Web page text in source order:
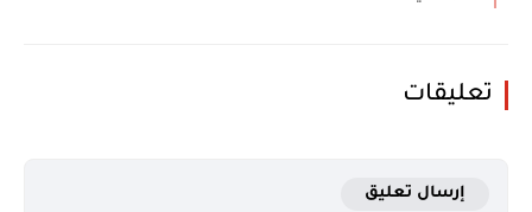
تعليقات
إرسال تعليق